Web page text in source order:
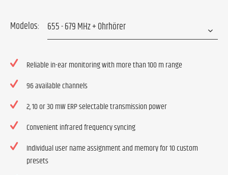
Modelos:
Reliable in-ear monitoring with more than 100 m range
96 available channels
2, 10 or 30 mW ERP selectable transmission power
Convenient infrared frequency syncing
Individual user name assignment and memory for 10 custom
presets